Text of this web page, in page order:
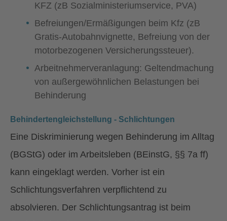
KFZ (zB Sozialministeriumservice, PVA)
Befreiungen/Ermäßigungen beim Kfz (zB
Gratis-Autobahnvignette, Befreiung von der
motorbezogenen Versicherungssteuer).
Arbeitnehmerveranlagung: Geltendmachung
von außergewöhnlichen Belastungen bei
Behinderung
Behindertengleichstellung - Schlichtungen
Eine Diskriminierung wegen Behinderung im Alltag
(BGStG) oder im Arbeitsleben (BEinstG, §§ 7a ff)
kann eingeklagt werden. Vorher ist ein
Schlichtungsverfahren verpflichtend zu
absolvieren. Der Schlichtungsantrag ist beim